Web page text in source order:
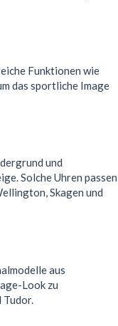
Funktionen wie
das sportliche Image
und
Solche Uhren passen
Skagen und
aus
Look zu